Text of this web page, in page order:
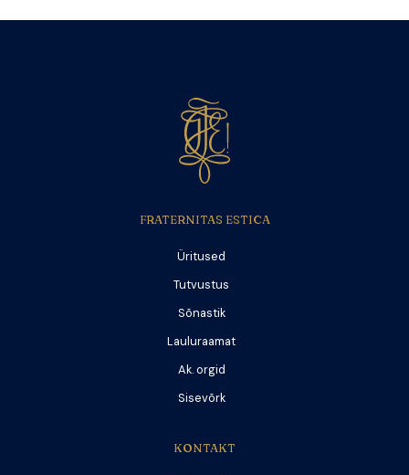
FRATERNITAS ESTICA
Üritused
Tutvustus
Sõnastik
Lauluraamat
Ak. orgid
Sisevõrk
KONTAKT